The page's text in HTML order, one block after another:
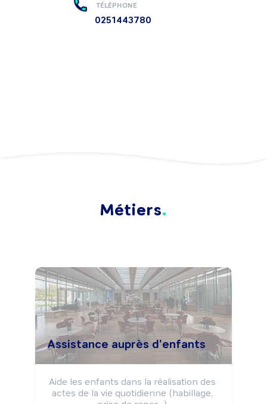
TÉLÉPHONE
0251443780
Métiers
Assistance auprès d'enfants
Aide les enfants dans la réalisation des
actes de la vie quotidienne (habillage,